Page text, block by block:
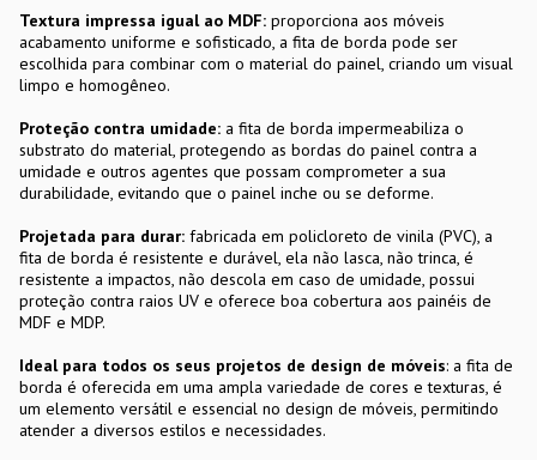
Textura impressa igual ao MDF: proporciona aos móveis
acabamento uniforme e sofisticado, a fita de borda pode ser
escolhida para combinar com o material do painel, criando um visual
limpo e homogêneo.
Proteção contra umidade: a fita de borda impermeabiliza o
substrato do material, protegendo as bordas do painel contra a
umidade e outros agentes que possam comprometer a sua
durabilidade, evitando que o painel inche ou se deforme.
Projetada para durar: fabricada em policloreto de vinila (PVC), a
fita de borda é resistente e durável, ela não lasca, não trinca, é
resistente a impactos, não descola em caso de umidade, possui
proteção contra raios UV e oferece boa cobertura aos painéis de
MDF e MDP.
Ideal para todos os seus projetos de design de móveis: a fita de
borda é oferecida em uma ampla variedade de cores e texturas, é
um elemento versátil e essencial no design de móveis, permitindo
atender a diversos estilos e necessidades.